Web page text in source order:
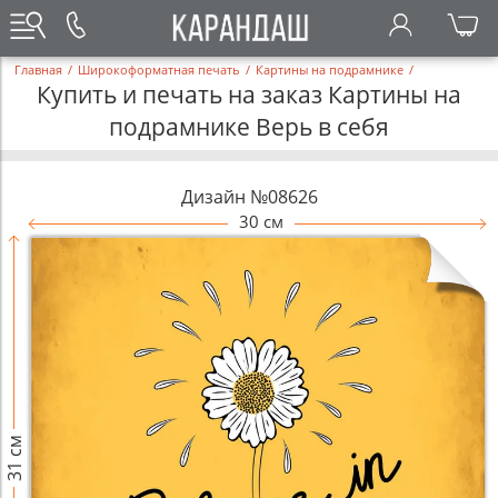
Главная / Широкоформатная печать / Картины на подрамнике /
Купить и печать на заказ Картины на
подрамнике Верь в себя
Дизайн №08626
30 см
31 см